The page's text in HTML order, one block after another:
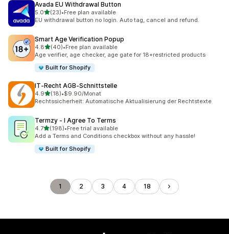
Avada EU Withdrawal Button
5.0เต็ม 5 ดาว
(23)
ทั้งหมด 23 รีวิว
•Free plan available
EU withdrawal button no login. Auto tag, cancel and refund.
Smart Age Verification Popup
4.8เต็ม 5 ดาว
(40)
ทั้งหมด 40 รีวิว
•Free plan available
Age verifier, age checker, age gate for 18+restricted products
Built for Shopify
IT‑Recht AGB‑Schnittstelle
4.9เต็ม 5 ดาว
(18)
ทั้งหมด 18 รีวิว
•$9.90/Monat
Rechtssicherheit: Automatische Aktualisierung der Rechtstexte
Termzy ‑ I Agree To Terms
4.7เต็ม 5 ดาว
(198)
ทั้งหมด 198 รีวิว
•Free trial available
Add a Terms and Conditions checkbox without any hassle!
Built for Shopify
1 2 3 4 18